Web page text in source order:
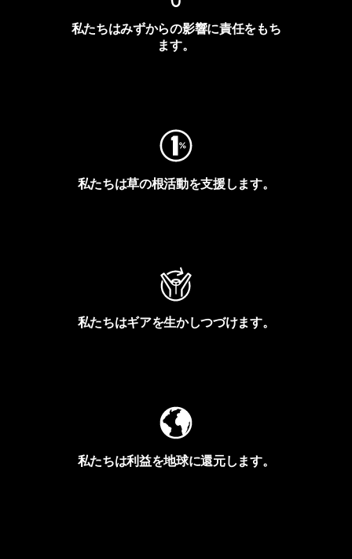
私たちはみずからの影響に責任をもち
ます。
私たちは草の根活動を支援します。
私たちはギアを生かしつづけます。
私たちは利益を地球に還元します。